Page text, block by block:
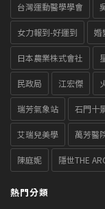
台灣運動醫學學會
女力報到-好運到 婚
日本農業株式會社
民政局 江宏傑
瑞芳氣象站 石門十
艾瑞兒美學 萬芳醫
陳庭妮 隱世THE
熱門分類